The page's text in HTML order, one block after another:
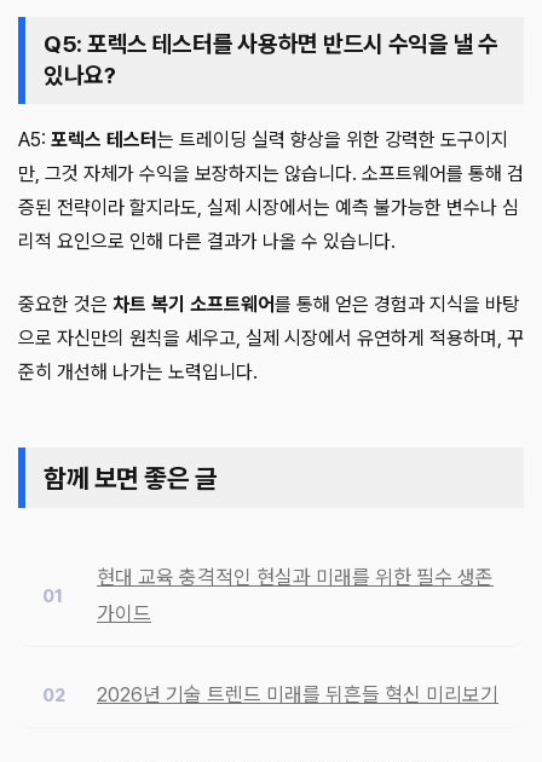
Q5: 포렉스 테스터를 사용하면 반드시 수익을 낼 수
있나요?
A5: 포렉스 테스터는 트레이딩 실력 향상을 위한 강력한 도구이지
만, 그것 자체가 수익을 보장하지는 않습니다. 소프트웨어를 통해 검
증된 전략이라 할지라도, 실제 시장에서는 예측 불가능한 변수나 심
리적 요인으로 인해 다른 결과가 나올 수 있습니다.
중요한 것은 차트 복기 소프트웨어를 통해 얻은 경험과 지식을 바탕
으로 자신만의 원칙을 세우고, 실제 시장에서 유연하게 적용하며, 꾸
준히 개선해 나가는 노력입니다.
함께 보면 좋은 글
현대 교육 충격적인 현실과 미래를 위한 필수 생존
가이드
2026년 기술 트렌드 미래를 뒤흔들 혁신 미리보기